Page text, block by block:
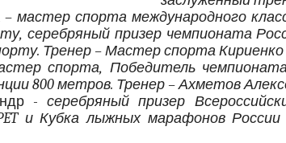
–мастер спорта международного
серебряный призер чемпионата
Тренер – Мастер спорта
спорта, Победитель
800 метров. Тренер – Ахметов
-серебряный призер
и Кубка лыжных марафонов России